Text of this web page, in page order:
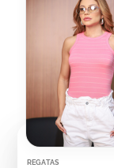
REGATAS